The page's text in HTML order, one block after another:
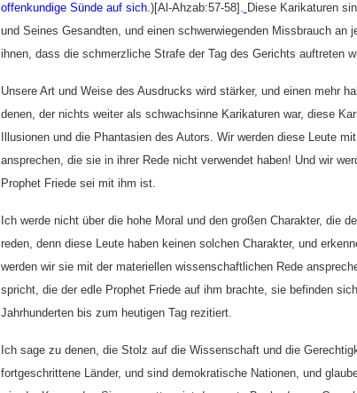
offenkundige Sünde auf sich.)[Al-Ahzab:57-58]. Diese Karikaturen
und Seines Gesandten, und einen schwerwiegenden Missbrauch an
ihnen, dass die schmerzliche Strafe der Tag des Gerichts auftreten
Unsere Art und Weise des Ausdrucks wird stärker, und einen mehr
denen, der nichts weiter als schwachsinne Karikaturen war, diese
Illusionen und die Phantasien des Autors. Wir werden diese Leute
ansprechen, die sie in ihrer Rede nicht verwendet haben! Und wir
Prophet Friede sei mit ihm ist.
Ich werde nicht über die hohe Moral und den großen Charakter, die
reden, denn diese Leute haben keinen solchen Charakter, und
werden wir sie mit der materiellen wissenschaftlichen Rede
spricht, die der edle Prophet Friede auf ihm brachte, sie befinden
Jahrhunderten bis zum heutigen Tag rezitiert.
Ich sage zu denen, die Stolz auf die Wissenschaft und die
fortgeschrittene Länder, und sind demokratische Nationen, und